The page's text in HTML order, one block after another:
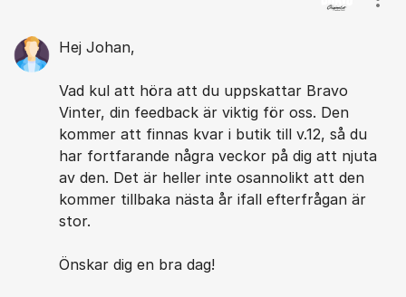
Hej Johan,
Vad kul att höra att du uppskattar Bravo
Vinter, din feedback är viktig för oss. Den
kommer att finnas kvar i butik till v.12, så du
har fortfarande några veckor på dig att njuta
av den. Det är heller inte osannolikt att den
kommer tillbaka nästa år ifall efterfrågan är
stor.
Önskar dig en bra dag!